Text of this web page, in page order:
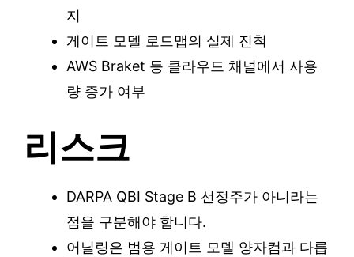
지
게이트 모델 로드맵의 실제 진척
AWS Braket 등 클라우드 채널에서 사용
량 증가 여부
리스크
DARPA QBI Stage B 선정주가 아니라는
점을 구분해야 합니다.
어닐링은 범용 게이트 모델 양자컴과 다릅